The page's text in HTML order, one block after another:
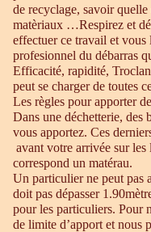
de recyclage, savoir
matèriaux …Respirez et
effectuer ce travail et vous
profesionnel du débarras
Efficacité, rapidité,
peut se charger de toutes
Les règles pour apporter
Dans une déchetterie, des
vous apportez. Ces
avant votre arrivée sur
correspond un matérau.
Un particulier ne peut pas
doit pas dépasser
pour les particuliers. Pour
de limite d’apport et nous